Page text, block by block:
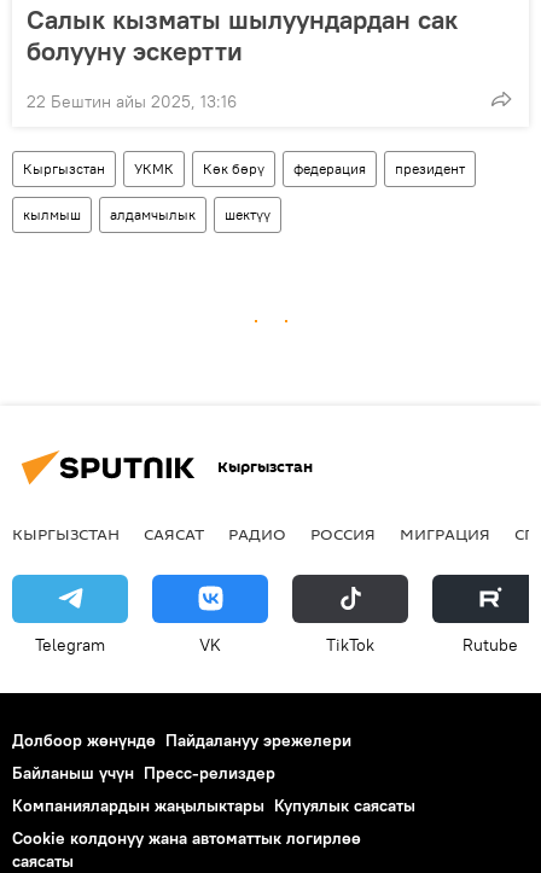
Салык кызматы шылуундардан сак
болууну эскертти
22 Бештин айы 2025, 13:16
Кыргызстан УКМК Көк бөрү федерация президент
кылмыш алдамчылык шектүү
Кыргызстан
КЫРГЫЗСТАН САЯСАТ РАДИО РОССИЯ МИГРАЦИЯ
Telegram VK ТikТоk Rutube
Долбоор жөнүндө Пайдалануу эрежелери
Байланыш үчүн Пресс-релиздер
Компаниялардын жаңылыктары Купуялык саясаты
Cookie колдонуу жана автоматтык логирлөө
саясаты